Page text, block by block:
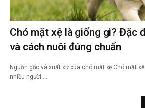
Chó mặt xệ là giống gì? Đặc
và cách nuôi đúng chuẩn
Nguồn gốc và xuất xứ của chó mặt xệ Chó mặt
nhiều người …